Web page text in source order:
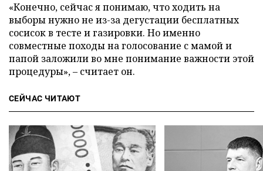
«Конечно, сейчас я понимаю, что ходить на
выборы нужно не из-за дегустации бесплатных
сосисок в тесте и газировки. Но именно
совместные походы на голосование с мамой и
папой заложили во мне понимание важности этой
процедуры», – считает он.
СЕЙЧАС ЧИТАЮТ